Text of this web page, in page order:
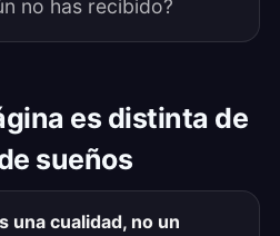
no has recibido?
es distinta de
sueños
una cualidad, no un